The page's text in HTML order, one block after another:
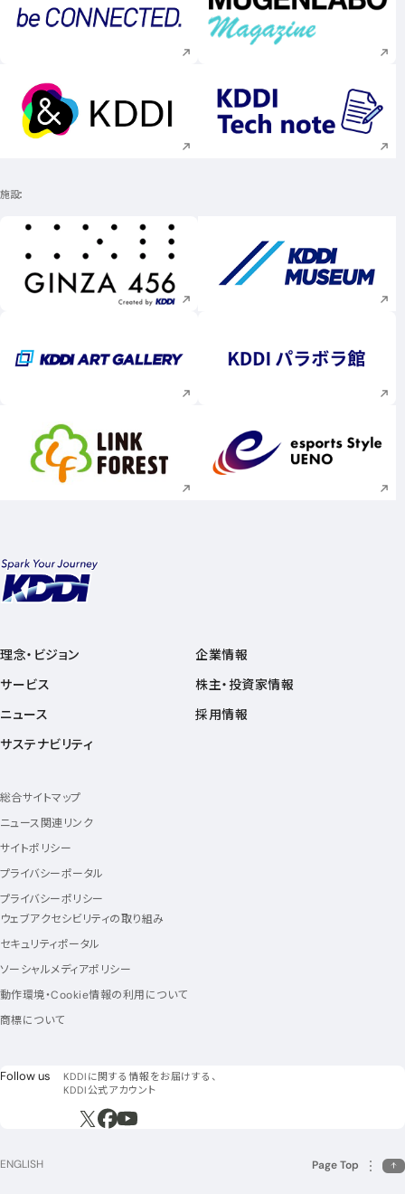
新規ウィンドウで開く 新規ウィンドウで
新規ウィンドウで開く 新規ウィンドウで
施設
新規ウィンドウで開く 新規ウィンドウで
新規ウィンドウで開く 新規ウィンドウで
新規ウィンドウで開く 新規ウィンドウで
理念・ビジョン
サービス
ニュース
サステナビリティ
企業情報
株主・投資家情報
採用情報
総合サイトマップ
ニュース関連リンク
サイトポリシー
プライバシーポータル
プライバシーポリシー
ウェブアクセシビリティの取り組み
セキュリティポータル
ソーシャルメディアポリシー
動作環境・Cookie情報の利用について
商標について
Follow us フォローアス
KDDIに関する情報をお届けする、
KDDI公式アカウント
新規ウィンドウで開く
新規ウィンドウで開く
新規ウィンドウで開く
ENGLISH Page Top